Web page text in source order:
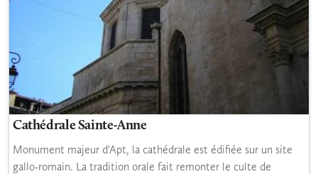
Cathédrale Sainte-Anne
Monument majeur d'Apt, la cathédrale est édifiée sur un site
gallo-romain. La tradition orale fait remonter le culte de